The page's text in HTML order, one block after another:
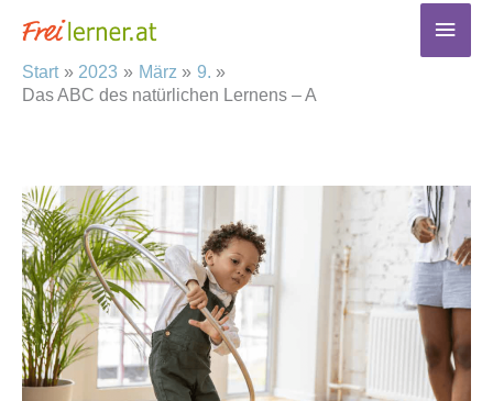
Inhalt
springen
Start 2023 März
9.
Das ABC des natürlichen Lernens – A